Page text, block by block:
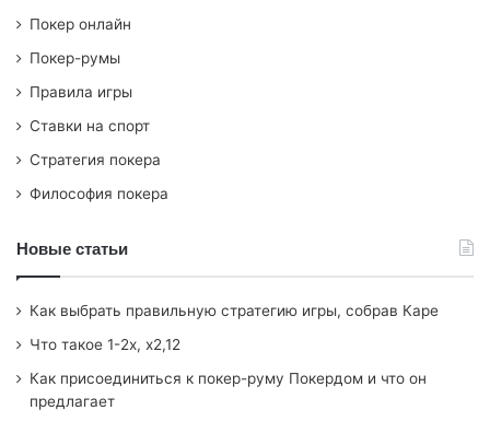
Покер онлайн
Покер-румы
Правила игры
Ставки на спорт
Стратегия покера
Философия покера
Новые статьи
Как выбрать правильную стратегию игры, собрав Каре
Что такое 1-2х, х2,12
Как присоединиться к покер-руму Покердом и что он
предлагает